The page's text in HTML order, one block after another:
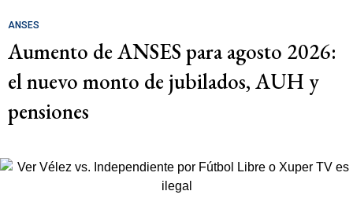
ANSES
Aumento de ANSES para agosto 2026:
el nuevo monto de jubilados, AUH y
pensiones